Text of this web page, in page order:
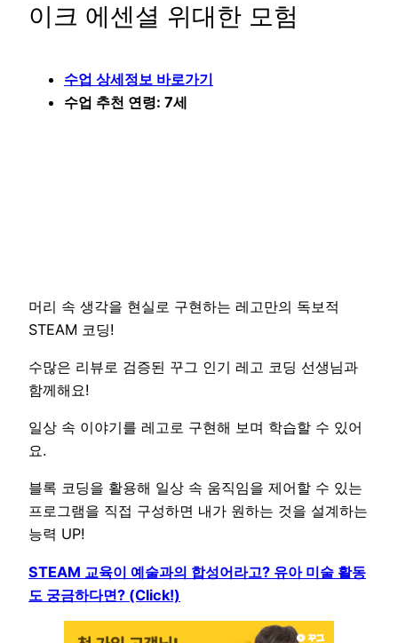
이크 에센셜 위대한 모험
수업 상세정보 바로가기
수업 추천 연령: 7세
머리 속 생각을 현실로 구현하는 레고만의 독보적
STEAM 코딩!
수많은 리뷰로 검증된 꾸그 인기 레고 코딩 선생님과
함께해요!
일상 속 이야기를 레고로 구현해 보며 학습할 수 있어
요.
블록 코딩을 활용해 일상 속 움직임을 제어할 수 있는
프로그램을 직접 구성하면 내가 원하는 것을 설계하는
능력 UP!
STEAM 교육이 예술과의 합성어라고? 유아 미술 활동
도 궁금하다면? (Click!)